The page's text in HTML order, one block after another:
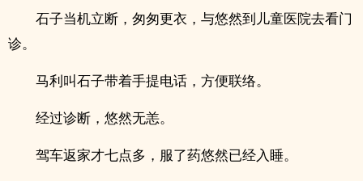
石子当机立断，匆匆更衣，与悠然到儿童医院去看门
诊。
马利叫石子带着手提电话，方便联络。
经过诊断，悠然无恙。
驾车返家才七点多，服了药悠然已经入睡。